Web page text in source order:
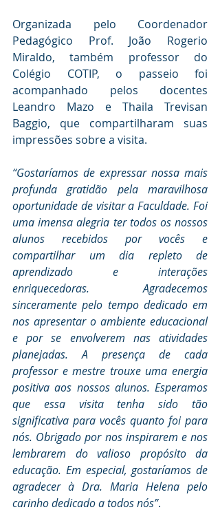
Organizada pelo Coordenador
Pedagógico Prof. João Rogerio
Miraldo, também professor do
Colégio COTIP, o passeio foi
acompanhado pelos docentes
Leandro Mazo e Thaila Trevisan
Baggio, que compartilharam suas
impressões sobre a visita.
“Gostaríamos de expressar nossa mais
profunda gratidão pela maravilhosa
oportunidade de visitar a Faculdade. Foi
uma imensa alegria ter todos os nossos
alunos recebidos por vocês e
compartilhar um dia repleto de
aprendizado e interações
enriquecedoras. Agradecemos
sinceramente pelo tempo dedicado em
nos apresentar o ambiente educacional
e por se envolverem nas atividades
planejadas. A presença de cada
professor e mestre trouxe uma energia
positiva aos nossos alunos. Esperamos
que essa visita tenha sido tão
significativa para vocês quanto foi para
nós. Obrigado por nos inspirarem e nos
lembrarem do valioso propósito da
educação. Em especial, gostaríamos de
agradecer à Dra. Maria Helena pelo
carinho dedicado a todos nós”.